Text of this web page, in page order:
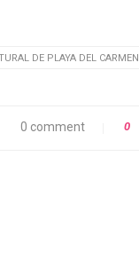
DE PLAYA DEL CARMEN
0 comment 0